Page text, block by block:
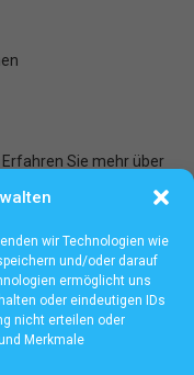
wir Technologien wie
und/oder darauf
ermöglicht uns
oder eindeutigen IDs
nicht erteilen oder
Merkmale
Sie mehr über
Frankfurt